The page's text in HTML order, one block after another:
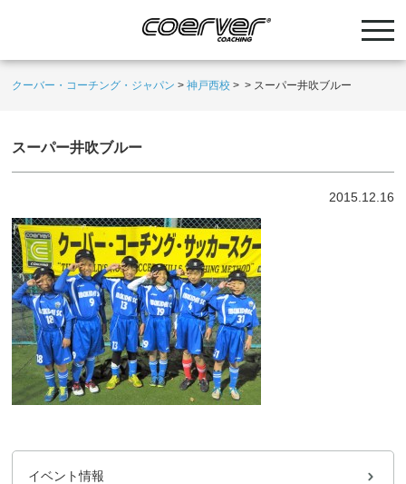
クーバー・コーチング・ジャパン >神戸西校 > > スーパー井吹ブルー
スーパー井吹ブルー
2015.12.16
イベント情報